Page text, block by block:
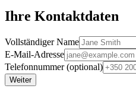
Ihre Kontaktdaten
Vollständiger Name
E-Mail-Adresse
Telefonnummer (optional)
Weiter